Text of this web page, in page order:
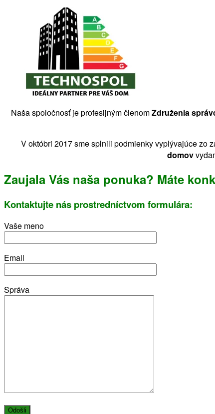
Naša spoločnosť je profesijným členomZdruženia
V októbri 2017 sme splnili podmienky vyplývajúce zo
domov
Zaujala Vás naša ponuka? Máte
Kontaktujte nás prostredníctvom formulára:
Vaše meno
Email
Správa